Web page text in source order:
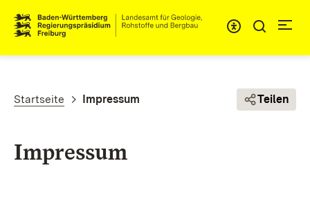
Pfadnavigation
Startseite Impressum Teilen
Impressum